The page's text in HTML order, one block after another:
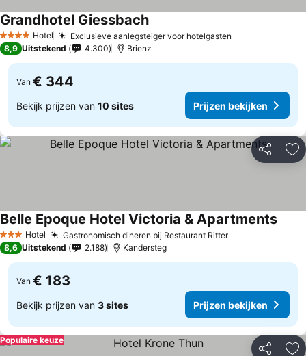
4 SterrenHotel Exclusieve aanlegsteiger voor hotelgasten
Grandhotel Giessbach
8,9 Uitstekend 4.300 Brienz
Van € 344
Bekijk prijzen van 10 sites Prijzen bekijken
Delen
3 SterrenHotel Gastronomisch dineren bij Restaurant Ritter
Belle Epoque Hotel Victoria & Apartments
8,6 Uitstekend 2.188 Kandersteg
Van € 183
Bekijk prijzen van 3 sites Prijzen bekijken
Populaire keuze